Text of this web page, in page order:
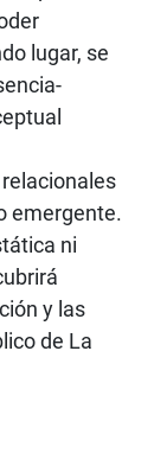
lugar, se
emergente.
ni
y las
de La